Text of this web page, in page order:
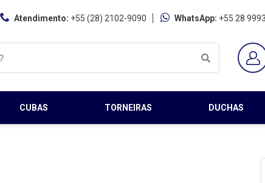
Atendimento: +55 (28) 2102-9090 WhatsApp: +55 28
CUBAS TORNEIRAS DUCHAS